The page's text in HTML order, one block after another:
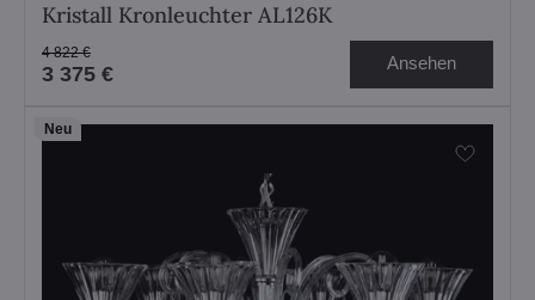
Kristall Kronleuchter AL126K
3 375 €
4 822 € Ansehen
Neu